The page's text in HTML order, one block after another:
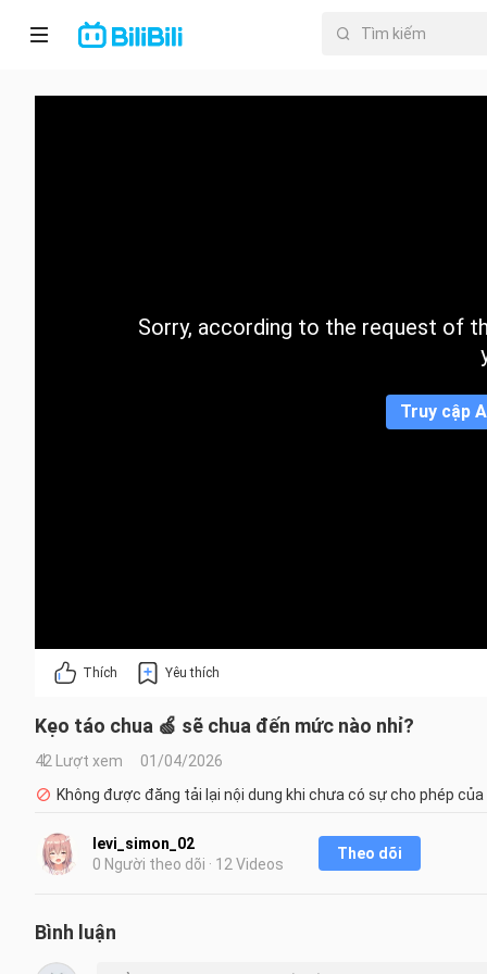
Trang chủ
Sorry, according to the request of
Truy cập
Thích Yêu thích
Kẹo táo chua 🍏 sẽ chua đến mức nào nhỉ?
42 Lượt xem
01/04/2026
Không được đăng tải lại nội dung khi chưa có sự cho phép
levi_simon_02
0 Người theo dõi · 12 Videos
Theo dõi
Bình luận